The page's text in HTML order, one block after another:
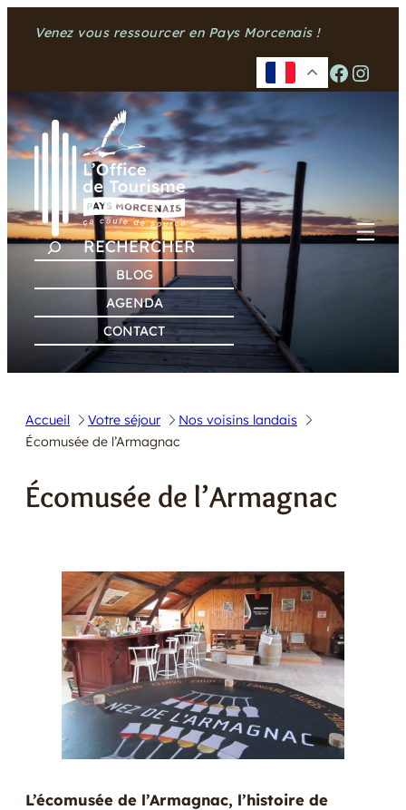
Venez vous ressourcer en Pays Morcenais !
Facebook Instagram
R
C
H
E
R
BLOG
AGENDA
CONTACT
Accueil Votre séjour
Nos voisins landais
Écomusée de l’Armagnac
Écomusée de l’Armagnac
L’écomusée de l’Armagnac, l’histoire de